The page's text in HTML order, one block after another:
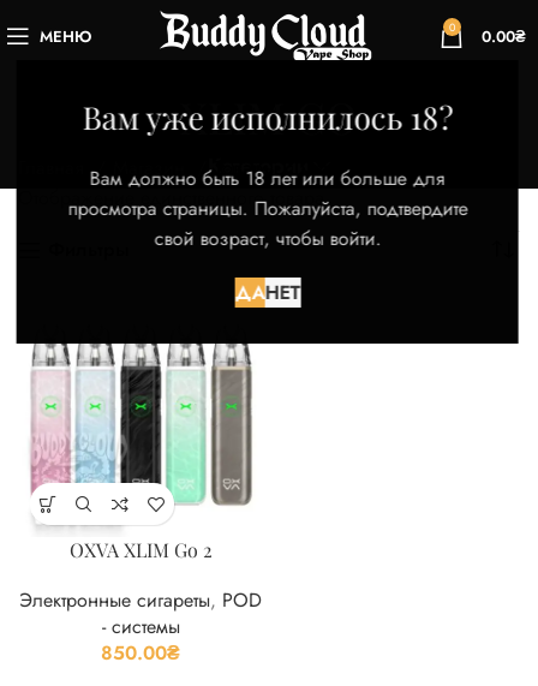
Вам уже исполнилось 18?
Вам должно быть 18 лет или больше для
просмотра страницы. Пожалуйста, подтвердите
свой возраст, чтобы войти.
ДАНЕТ
МЕНЮ 0 0.00₴
XLIM GO
Категории
Товары с меткой “XLIM GO”
Отображение единственного товара
OXVA XLIM Go 2
Электронные сигареты, POD
- системы
850.00₴